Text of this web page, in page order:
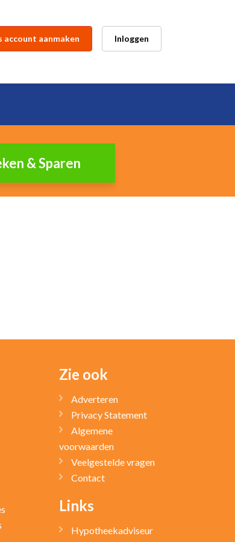
account aanmaken Inloggen
Zie ook
Adverteren
Privacy Statement
Algemene
voorwaarden
Veelgestelde vragen
Contact
Links
Hypotheekadviseur